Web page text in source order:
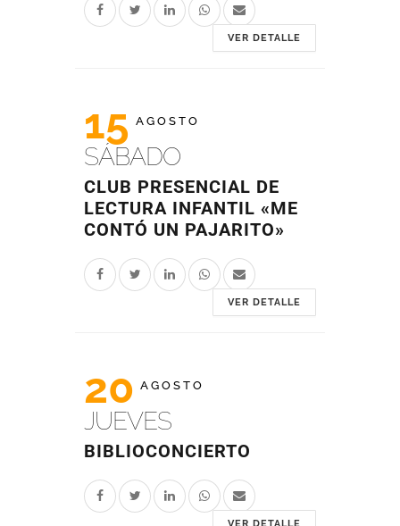
VER DETALLE
15 AGOSTO
SÁBADO
CLUB PRESENCIAL DE
LECTURA INFANTIL «ME
CONTÓ UN PAJARITO»
VER DETALLE
20 AGOSTO
JUEVES
BIBLIOCONCIERTO